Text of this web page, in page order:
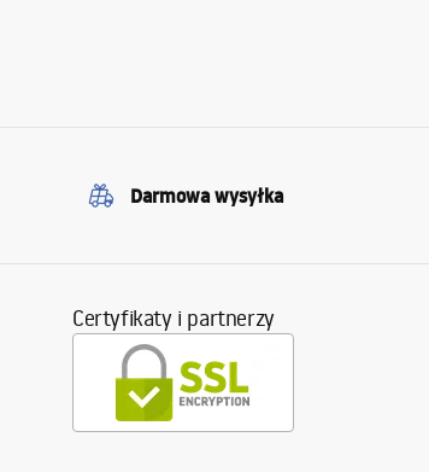
Darmowa wysyłka
Certyfikaty i partnerzy